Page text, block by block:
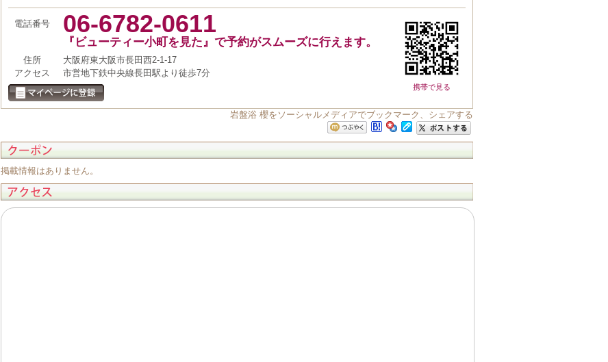
携帯で見る
電話番号 06-6782-0611
『ビューティー小町を見た』で予約がスムーズに行えます。
住所
大阪府東大阪市長田西2-1-17
アクセス
市営地下鉄中央線長田駅より徒歩7分
岩盤浴 櫻をソーシャルメディアでブックマーク、シェアする
掲載情報はありません。